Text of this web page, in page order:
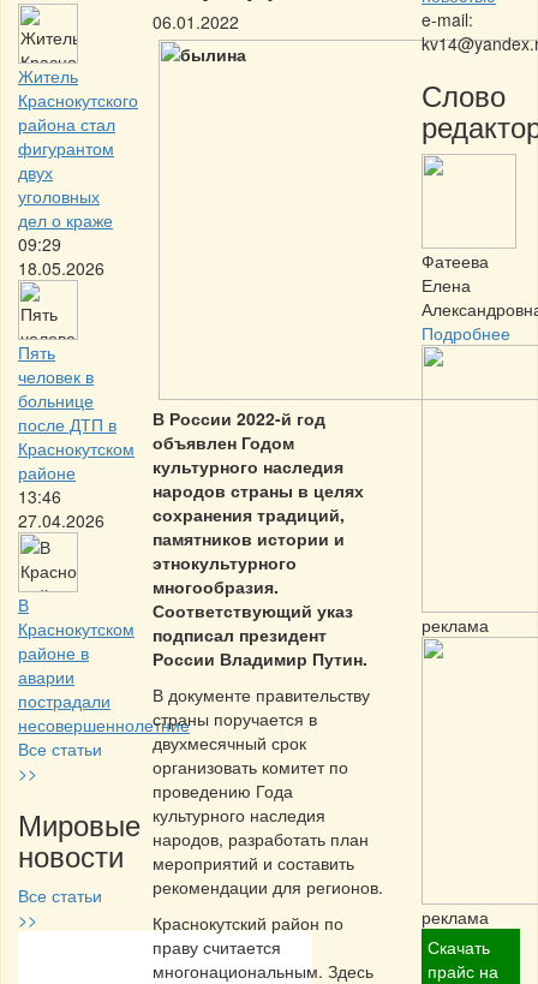
Житель
Краснокутского
района стал
фигурантом
двух
уголовных
дел о краже
09:29
18.05.2026
Пять
человек в
больнице
после ДТП в
Краснокутском
районе
13:46
27.04.2026
В
Краснокутском
районе в
аварии
пострадали
несовершеннолетние
Все статьи
>>
Мировые
новости
Все статьи
>>
06.01.2022
В России 2022-й год
объявлен Годом
культурного наследия
народов страны в целях
сохранения традиций,
памятников истории и
этнокультурного
многообразия.
Соответствующий указ
подписал президент
России Владимир Путин.
В документе правительству
страны поручается в
двухмесячный срок
организовать комитет по
проведению Года
культурного наследия
народов, разработать план
мероприятий и составить
рекомендации для регионов.
Краснокутский район по
праву считается
многонациональным. Здесь
e-mail:
Слово
Фатеева
Елена
Подробнее
реклама
реклама
Скачать
прайс на